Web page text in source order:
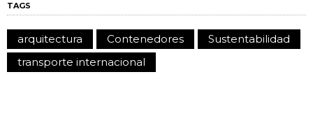
TAGS
arquitectura Contenedores
Sustentabilidad
transporte internacional